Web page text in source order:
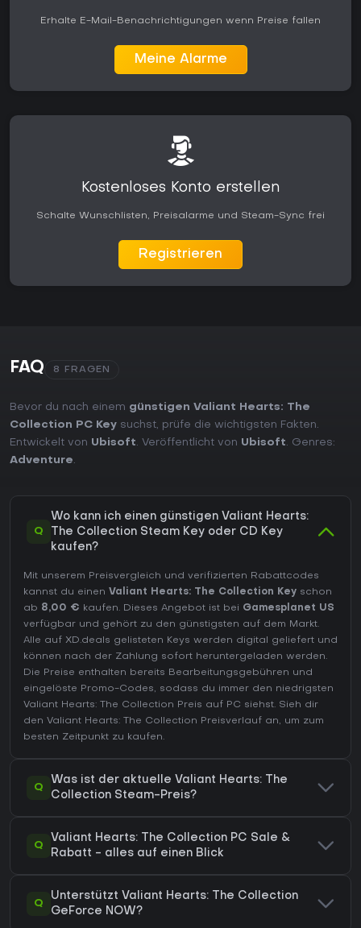
Erhalte E-Mail-Benachrichtigungen wenn Preise fallen
Meine Alarme
Kostenloses Konto erstellen
Schalte Wunschlisten, Preisalarme und Steam-Sync frei
Registrieren
FAQ 8 FRAGEN
Bevor du nach einem günstigen Valiant Hearts: The
Collection PC Key suchst, prüfe die wichtigsten Fakten.
Entwickelt von Ubisoft. Veröffentlicht von Ubisoft. Genres:
Adventure.
Q
Wo kann ich einen günstigen Valiant Hearts:
The Collection Steam Key oder CD Key
kaufen?
Mit unserem Preisvergleich und verifizierten Rabattcodes
kannst du einen Valiant Hearts: The Collection Key schon
ab 8,00 € kaufen. Dieses Angebot ist bei Gamesplanet US
verfügbar und gehört zu den günstigsten auf dem Markt.
Alle auf XD.deals gelisteten Keys werden digital geliefert und
können nach der Zahlung sofort heruntergeladen werden.
Die Preise enthalten bereits Bearbeitungsgebühren und
eingelöste Promo-Codes, sodass du immer den niedrigsten
Valiant Hearts: The Collection Preis auf PC siehst. Sieh dir
den Valiant Hearts: The Collection Preisverlauf an, um zum
besten Zeitpunkt zu kaufen.
Q
Was ist der aktuelle Valiant Hearts: The
Collection Steam-Preis?
Q
Valiant Hearts: The Collection PC Sale &
Rabatt - alles auf einen Blick
Q
Unterstützt Valiant Hearts: The Collection
GeForce NOW?